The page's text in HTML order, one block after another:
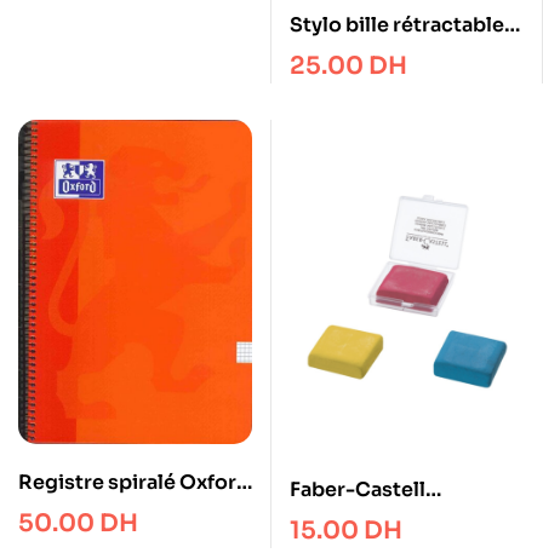
Stylo bille rétractable
Bic 4 Couleurs Velours
25.00 DH
Registre spiralé Oxford
A4 90gr 160p
Couverture dure
50.00 DH
Faber-Castell
Kneadable Art Eraser
15.00 DH